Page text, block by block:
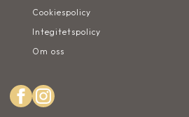
Cookiespolicy
Integitetspolicy
Om oss